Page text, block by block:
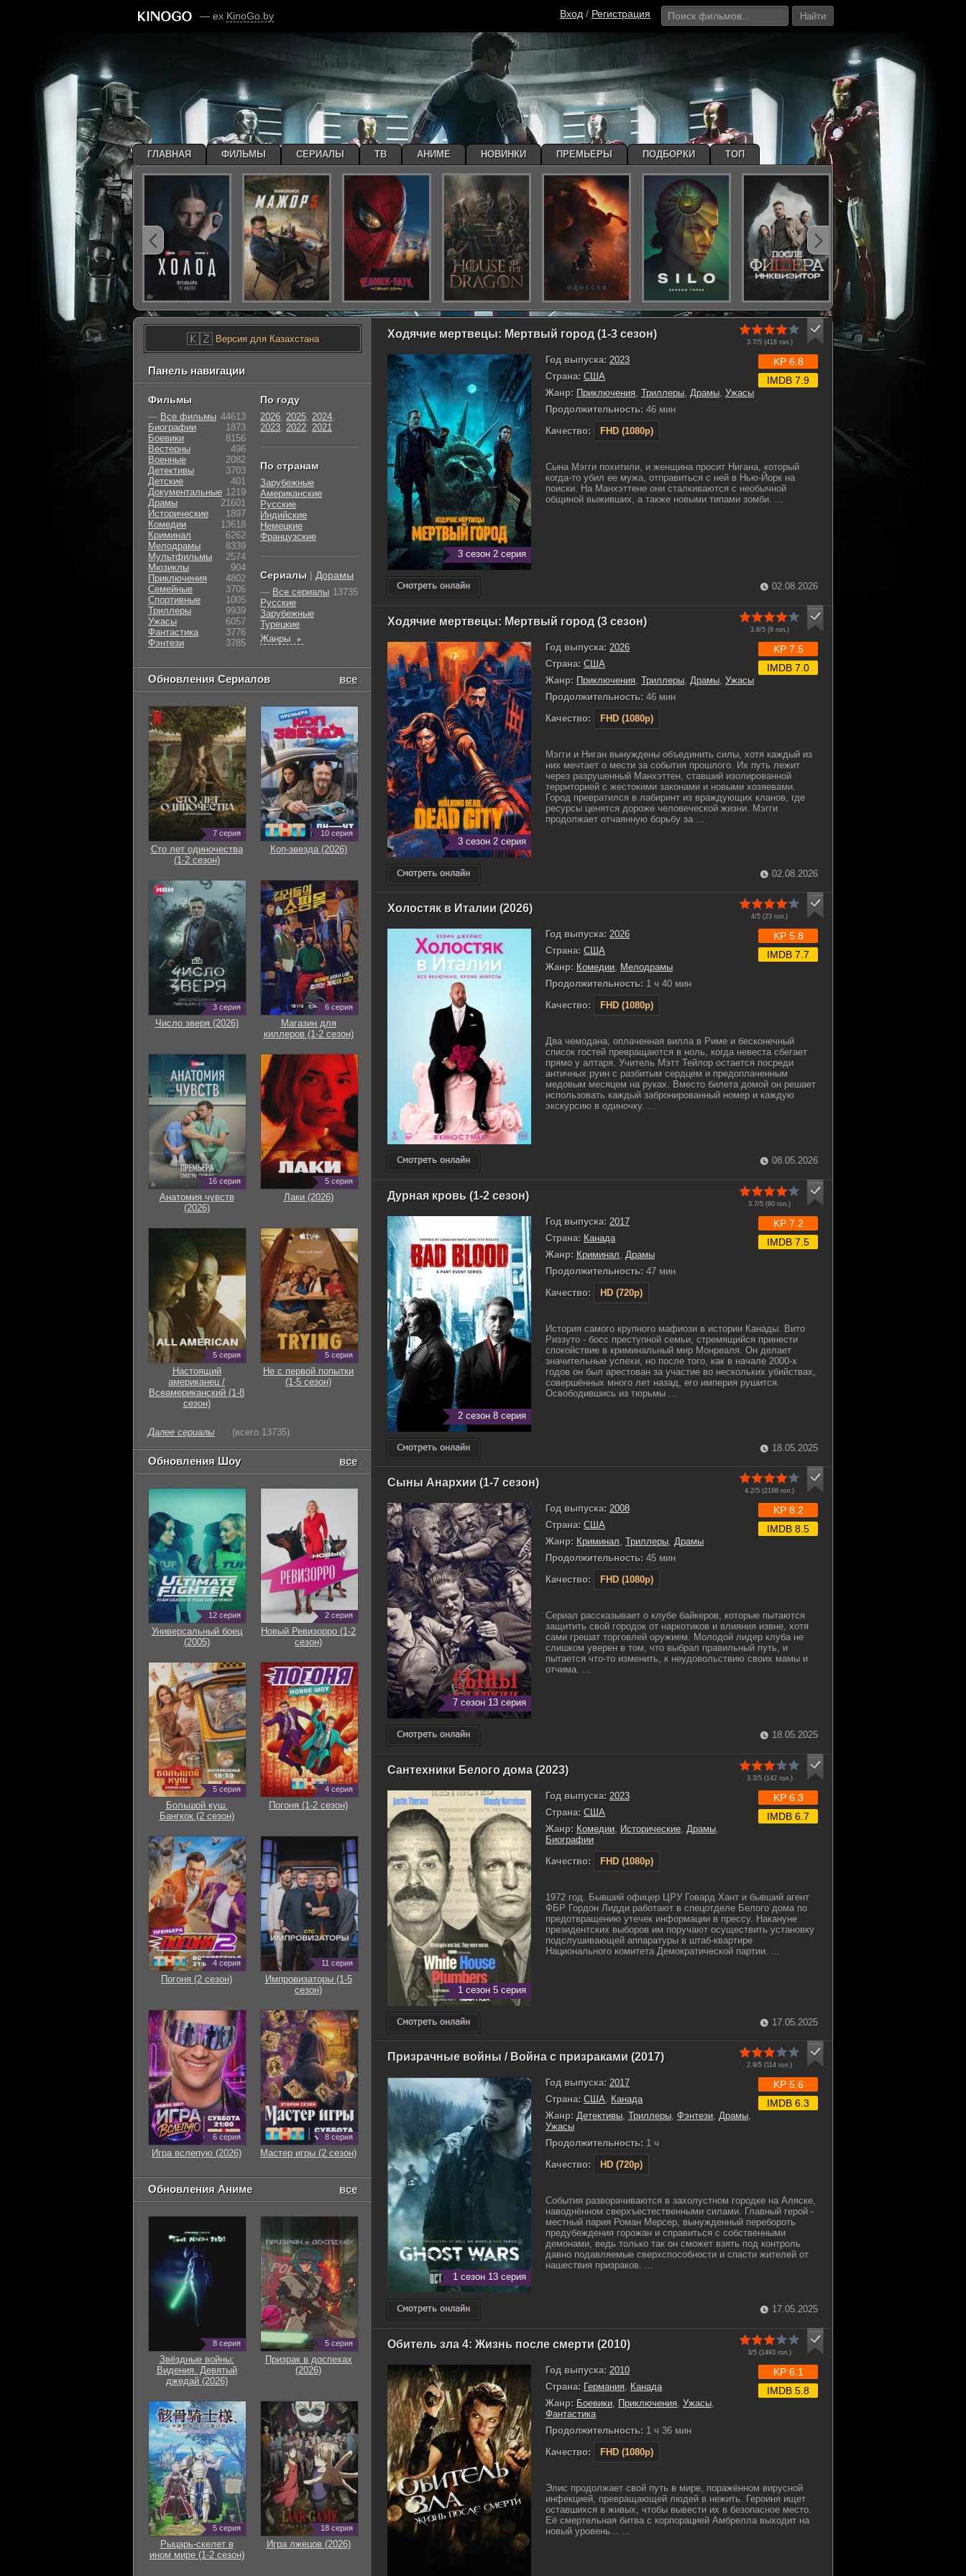
— ex KinoGo.by Вход / Регистрация Найти
Ходячие мертвецы: Мертвый город (1-3 сезон)
3.7/5 (418гол.)
3 сезон 2 серия
Год выпуска: 2023
Страна: США
Жанр: Приключения, Триллеры, Драмы, Ужасы
Продолжительность: 46 мин
Качество:
FHD (1080p)
KP 6.8
IMDB 7.9
Сына Мэгги похитили, и женщина просит Нигана, который
когда-то убил ее мужа, отправиться с ней в Нью-Йорк на
поиски. На Манхэттене они сталкиваются с необычной
общиной выживших, а также новыми типами зомби. ...
02.08.2026
Ходячие мертвецы: Мертвый город (3 сезон)
3.8/5 (8гол.)
3 сезон 2 серия
Год выпуска: 2026
Страна: США
Жанр: Приключения Триллеры Драмы Ужасы
Продолжительность: 46 мин
Качество:
FHD (1080p)
KP 7.5
IMDB 7.0
Мэгги и Ниган вынуждены объединить силы, хотя каждый из
них мечтает о мести за события прошлого. Их путь лежит
через разрушенный Манхэттен, ставший изолированной
территорией с жестокими законами и новыми хозяевами.
Город превратился в лабиринт из враждующих кланов, где
ресурсы ценятся дороже человеческой жизни. Мэгги
продолжает отчаянную борьбу за ...
02.08.2026
Холостяк в Италии (2026)
4/5 (23 гол.)
Год выпуска: 2026
Страна: США
Жанр: Комедии, Мелодрамы
Продолжительность: 1 ч 40 мин
Качество:
FHD (1080p)
KP 5.8
IMDB 7.7
Два чемодана, оплаченная вилла в Риме и бесконечный
список гостей превращаются в ноль, когда невеста сбегает
прямо у алтаря. Учитель Мэтт Тейлор остается посреди
античных руин с разбитым сердцем и предоплаченным
медовым месяцем на руках. Вместо билета домой он решает
использовать каждый забронированный номер и каждую
экскурсию в одиночку. ...
08.05.2026
Дурная кровь (1-2 сезон)
3.7/5 (90 гол.)
2 сезон 8 серия
Год выпуска: 2017
Страна: Канада
Жанр: Криминал
Драмы
Продолжительность: 47 мин
Качество:
HD (720p)
KP 7.2
IMDB 7.5
История самого крупного мафиози в истории Канады. Вито
Риззуто - босс преступной семьи, стремящийся принести
спокойствие в криминальный мир Монреаля. Он делает
значительные успехи, но после того, как в начале 2000-х
годов он был арестован за участие во нескольких убийствах,
совершённых много лет назад, его империя рушится.
Освободившись из тюрьмы ...
18.05.2025
Сыны Анархии (1-7 сезон)
4.2/5 (2168 гол.)
7 сезон 13 серия
Год выпуска: 2008
Страна: США
Жанр: Криминал, Триллеры, Драмы
Продолжительность: 45 мин
Качество:
FHD (1080p)
KP 8.2
IMDB 8.5
Сериал рассказывает о клубе байкеров, которые пытаются
защитить свой городок от наркотиков и влияния извне, хотя
сами грешат торговлей оружием. Молодой лидер клуба не
слишком уверен в том, что выбрал правильный путь, и
пытается что-то изменить, к неудовольствию своих мамы и
отчима. ...
18.05.2025
Сантехники Белого дома (2023)
3.3/5 (142гол.)
1 сезон 5 серия
Год выпуска: 2023
Страна: США
Жанр: Комедии Исторические Драмы
Биографии
Качество:
FHD (1080p)
KP 6.3
IMDB 6.7
1972 год. Бывший офицер ЦРУ Говард Хант и бывший агент
ФБР Гордон Лидди работают в спецотделе Белого дома по
предотвращению утечек информации в прессу. Накануне
президентских выборов им поручают осуществить установку
подслушивающей аппаратуры в штаб-квартире
Национального комитета Демократической партии. ...
17.05.2025
Призрачные войны / Война с призраками (2017)
2.9/5 (114 гол.)
1 сезон 13 серия
Год выпуска: 2017
Страна: США, Канада
Жанр: Детективы, Триллеры, Фэнтези, Драмы,
Ужасы
Продолжительность: 1 ч
Качество:
HD (720p)
KP 5.6
IMDB 6.3
События разворачиваются в захолустном городке на Аляске,
наводнённом сверхъестественными силами. Главный герой -
местный пария Роман Мерсер, вынужденный перебороть
предубеждения горожан и справиться с собственными
демонами, ведь только так он сможет взять под контроль
давно подавляемые сверхспособности и спасти жителей от
нашествия призраков. ...
17.05.2025
Обитель зла 4: Жизнь после смерти (2010)
3/5 (1493 гол.)
Год выпуска: 2010
Страна: Германия Канада
Жанр: Боевики Приключения Ужасы
Фантастика
Продолжительность: 1 ч 36 мин
Качество:
FHD (1080p)
KP 6.1
IMDB 5.8
Элис продолжает свой путь в мире, поражённом вирусной
инфекцией, превращающей людей в нежить. Героиня ищет
оставшихся в живых, чтобы вывести их в безопасное место.
Её смертельная битва с корпорацией Амбрелла выходит на
новый уровень... ...
🇰🇿Версия для Казахстана
Панель навигации
Фильмы
— Все фильмы 44613
Биографии
1873
Боевики
8156
Вестерны
496
Военные
2082
Детективы
3703
Детские
401
Документальные 1219
Драмы
21601
Исторические
1897
Комедии
13618
Криминал
6262
Мелодрамы
8339
Мультфильмы
2574
Мюзиклы
904
Приключения
4802
Семейные
3706
Cпортивные
1005
Триллеры
9939
Ужасы
6057
Фантастика
3776
Фэнтези
3785
По году
2026, 2025, 2024,
2023, 2022, 2021
По странам
Зарубежные
Американские
Русские
Индийские
Немецкие
Французские
Сериалы | Дорамы
— Все сериалы 13735
Русские
Зарубежные
Турецкие
Жанры
►
Обновления Сериалов все
7 серия
Сто лет одиночества
(1-2 сезон)
10 серия
Коп-звезда (2026)
3 серия
Число зверя (2026)
6 серия
Магазин для
киллеров (1-2 сезон)
16 серия
Анатомия чувств
(2026)
5 серия
Лаки (2026)
5 серия
Настоящий
американец /
Всеамериканский (1-8
сезон)
5 серия
Не с первой попытки
(1-5 сезон)
Далее сериалы (всего 13735)
Обновления Шоу все
12 серия
Универсальный боец
(2005)
2 серия
Новый Ревизорро (1-2
сезон)
5 серия
Большой куш.
Бангкок (2 сезон)
4 серия
Погоня (1-2 сезон)
4 серия
Погоня (2 сезон)
11 серия
Импровизаторы (1-5
сезон)
6 серия
Игра вслепую (2026)
8 серия
Мастер игры (2 сезон)
Обновления Аниме все
8 серия
Звёздные войны:
Видения. Девятый
джедай (2026)
5 серия
Призрак в доспехах
(2026)
5 серия
Рыцарь-скелет в
ином мире (1-2 сезон)
18 серия
Игра лжецов (2026)
ГЛАВНАЯ ФИЛЬМЫ СЕРИАЛЫ ТВ АНИМЕ НОВИНКИ ПРЕМЬЕРЫ ПОДБОРКИ ТОП